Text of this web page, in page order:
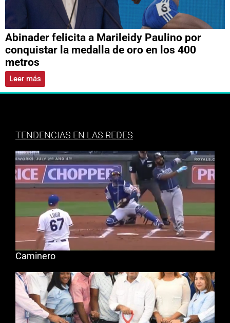
Abinader felicita a Marileidy Paulino por
conquistar la medalla de oro en los 400
metros
Leer más
TENDENCIAS EN LAS REDES
Caminero